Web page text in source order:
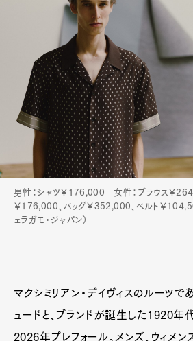
男性：シャツ￥176,000 女性：ブラウス￥
￥176,000、バッグ￥352,000、ベルト￥
ェラガモ・ジャパン）
マクシミリアン・デイヴィスのルーツで
ュードと、ブランドが誕生した1920
2026年プレフォール。メンズ、ウィメ